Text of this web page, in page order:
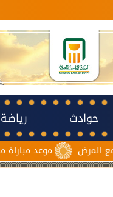
حوادث رياضة
موعد مباراة مصر